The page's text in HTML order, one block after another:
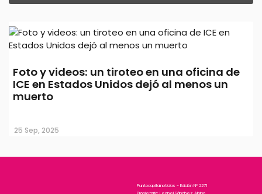
Foto y videos: un tiroteo en una oficina de
ICE en Estados Unidos dejó al menos un
muerto
25 Sep, 2025
Puntocapitalnoticias - Edición N° 2271